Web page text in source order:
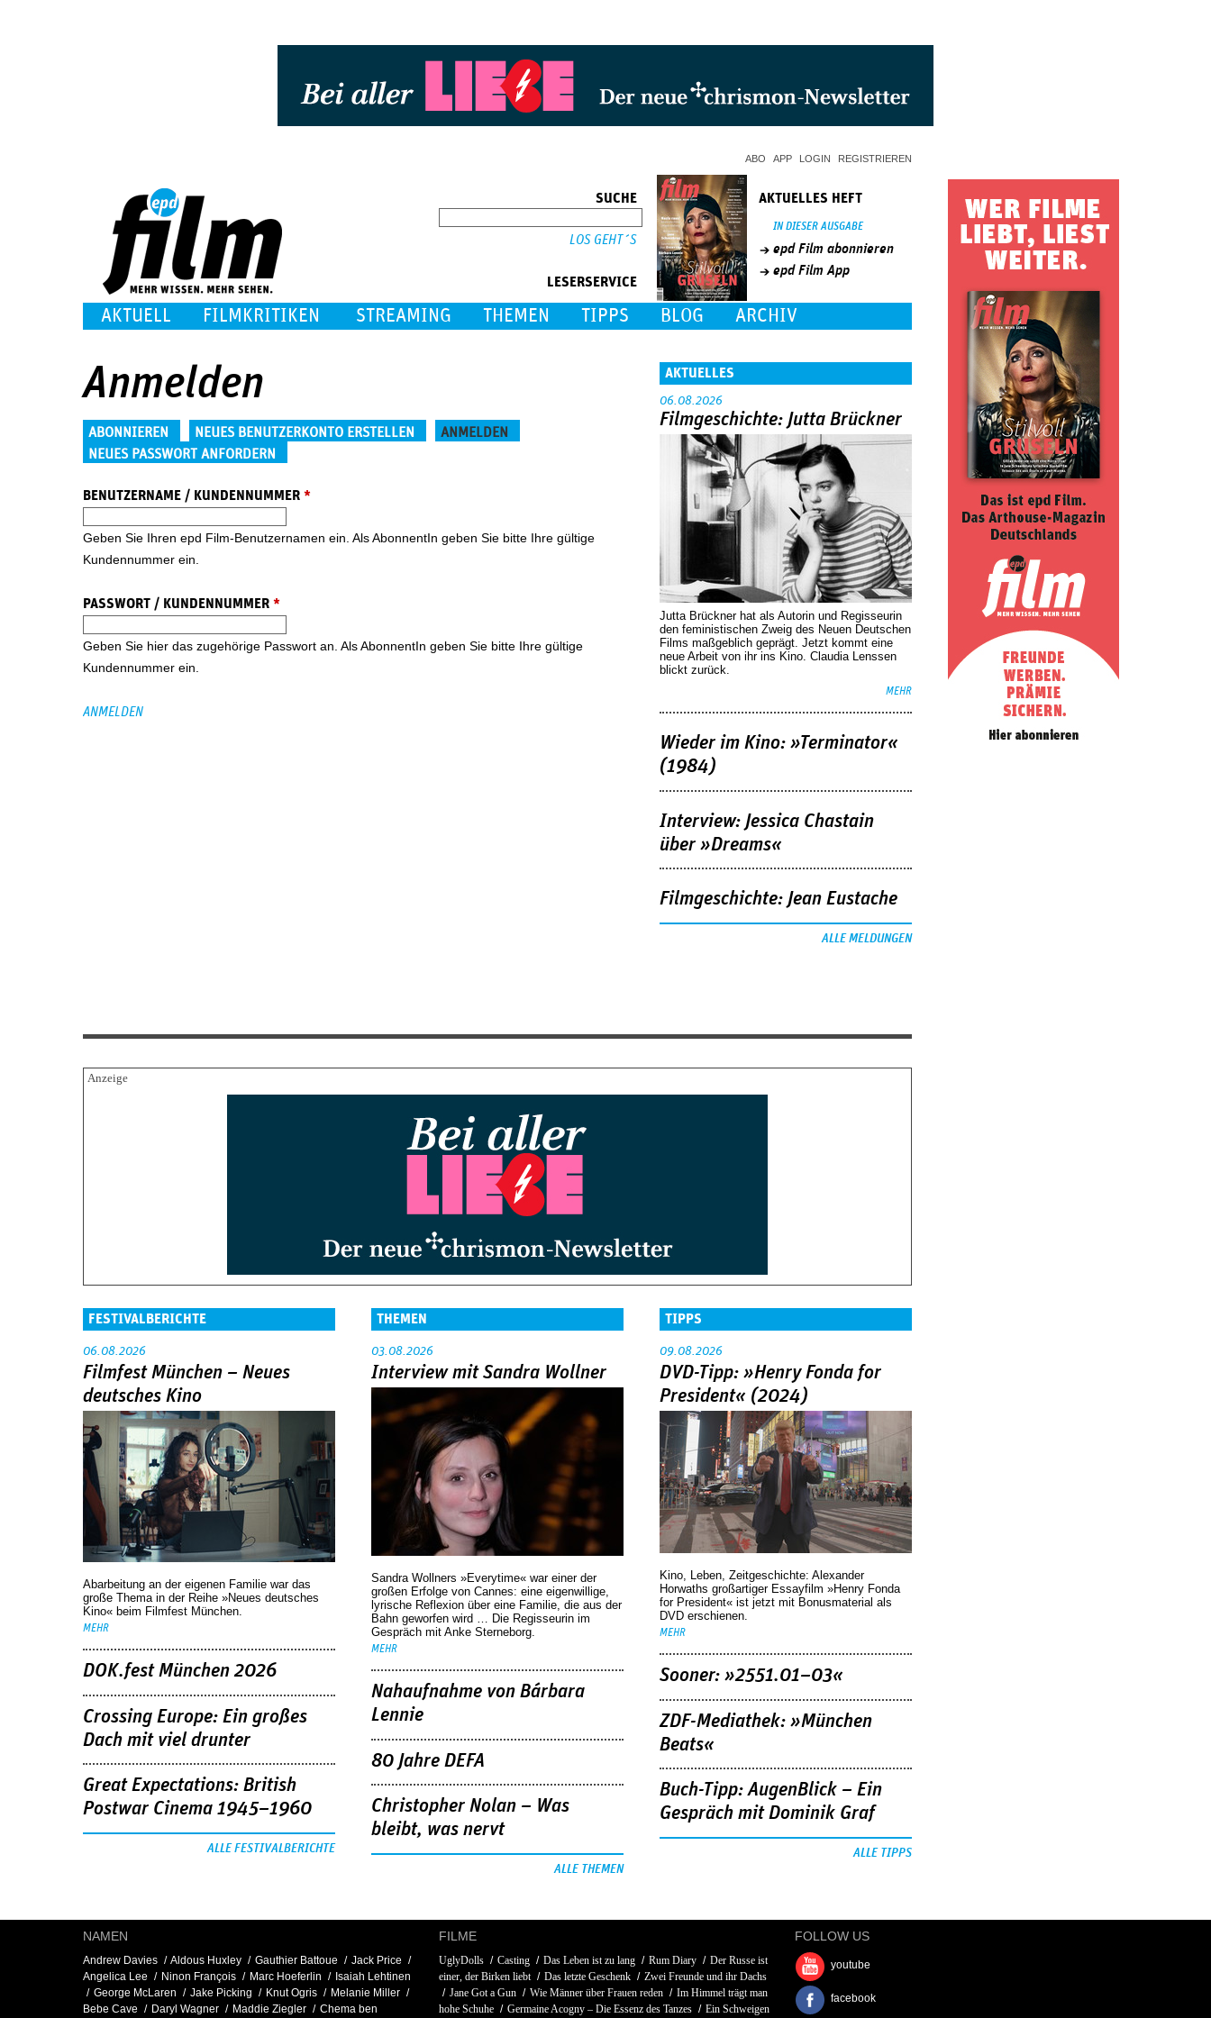
ABO APP LOGIN REGISTRIEREN
SUCHE
LESERSERVICE
AKTUELLES HEFT
IN DIESER AUSGABE
epd Film abonnieren
epd Film App
AKTUELL FILMKRITIKEN STREAMING THEMEN TIPPS BLOG ARCHIV
Anmelden
Haupt-Reiter
ABONNIEREN NEUES BENUTZERKONTO ERSTELLEN ANMELDEN
NEUES PASSWORT ANFORDERN
BENUTZERNAME / KUNDENNUMMER *
Geben Sie Ihren epd Film-Benutzernamen ein. Als AbonnentIn geben Sie bitte Ihre gültige
Kundennummer ein.
PASSWORT / KUNDENNUMMER *
Geben Sie hier das zugehörige Passwort an. Als AbonnentIn geben Sie bitte Ihre gültige
Kundennummer ein.
AKTUELLES
06.08.2026
Filmgeschichte: Jutta Brückner
Jutta Brückner hat als Autorin und Regisseurin
den feministischen Zweig des Neuen Deutschen
Films maßgeblich geprägt. Jetzt kommt eine
neue Arbeit von ihr ins Kino. Claudia Lenssen
blickt zurück.
MEHR
Wieder im Kino: »Terminator«
(1984)
Interview: Jessica Chastain
über »Dreams«
Filmgeschichte: Jean Eustache
ALLE MELDUNGEN
FESTIVALBERICHTE
06.08.2026
Filmfest München – Neues
deutsches Kino
Abarbeitung an der eigenen Familie war das
große Thema in der Reihe »Neues deutsches
Kino« beim Filmfest München.
MEHR
DOK.fest München 2026
Crossing Europe: Ein großes
Dach mit viel drunter
Great Expectations: British
Postwar Cinema 1945–1960
ALLE FESTIVALBERICHTE
THEMEN
03.08.2026
Interview mit Sandra Wollner
Sandra Wollners »Everytime« war einer der
großen Erfolge von Cannes: eine eigenwillige,
lyrische Reflexion über eine ­Familie, die aus der
Bahn geworfen wird … Die Regisseurin im
Gespräch mit Anke Sterneborg.
MEHR
Nahaufnahme von Bárbara
Lennie
80 Jahre DEFA
Christopher Nolan – Was
bleibt, was nervt
ALLE THEMEN
TIPPS
09.08.2026
DVD-Tipp: »Henry Fonda for
President« (2024)
Kino, Leben, Zeitgeschichte: Alexander
Horwaths großartiger Essayfilm »Henry Fonda
for President« ist jetzt mit Bonusmaterial als
DVD erschienen.
MEHR
Sooner: »2551.01–03«
ZDF-Mediathek: »München
Beats«
Buch-Tipp: AugenBlick – Ein
Gespräch mit Dominik Graf
ALLE TIPPS
NAMEN
Andrew Davies Aldous Huxley Gauthier Battoue
Jack Price
Angelica Lee
Ninon François Marc Hoeferlin
Isaiah Lehtinen
George McLaren
Jake Picking Knut Ogris
Melanie Miller
Bebe Cave
Daryl Wagner Maddie Ziegler Chema ben
FILME
UglyDolls Casting Das Leben ist zu lang Rum Diary
Der Russe ist
einer, der Birken liebt
Das letzte Geschenk
Zwei Freunde und ihr Dachs
Jane Got a Gun
Wie Männer über Frauen reden
Im Himmel trägt man
hohe Schuhe
Germaine Acogny – Die Essenz des Tanzes Ein Schweigen
FOLLOW US
youtube
facebook